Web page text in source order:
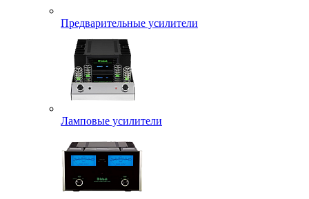
Предварительные усилители
Ламповые усилители